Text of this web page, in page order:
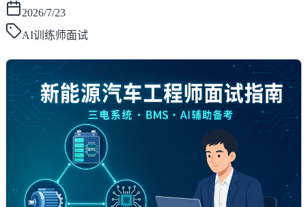
2026/7/23
AI训练师面试